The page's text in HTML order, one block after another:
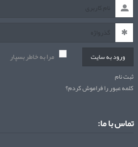
ورود به سایت مرا به خاطر بسپار
ثبت نام
کلمه عبور را فراموش کردم؟
تماس با ما: